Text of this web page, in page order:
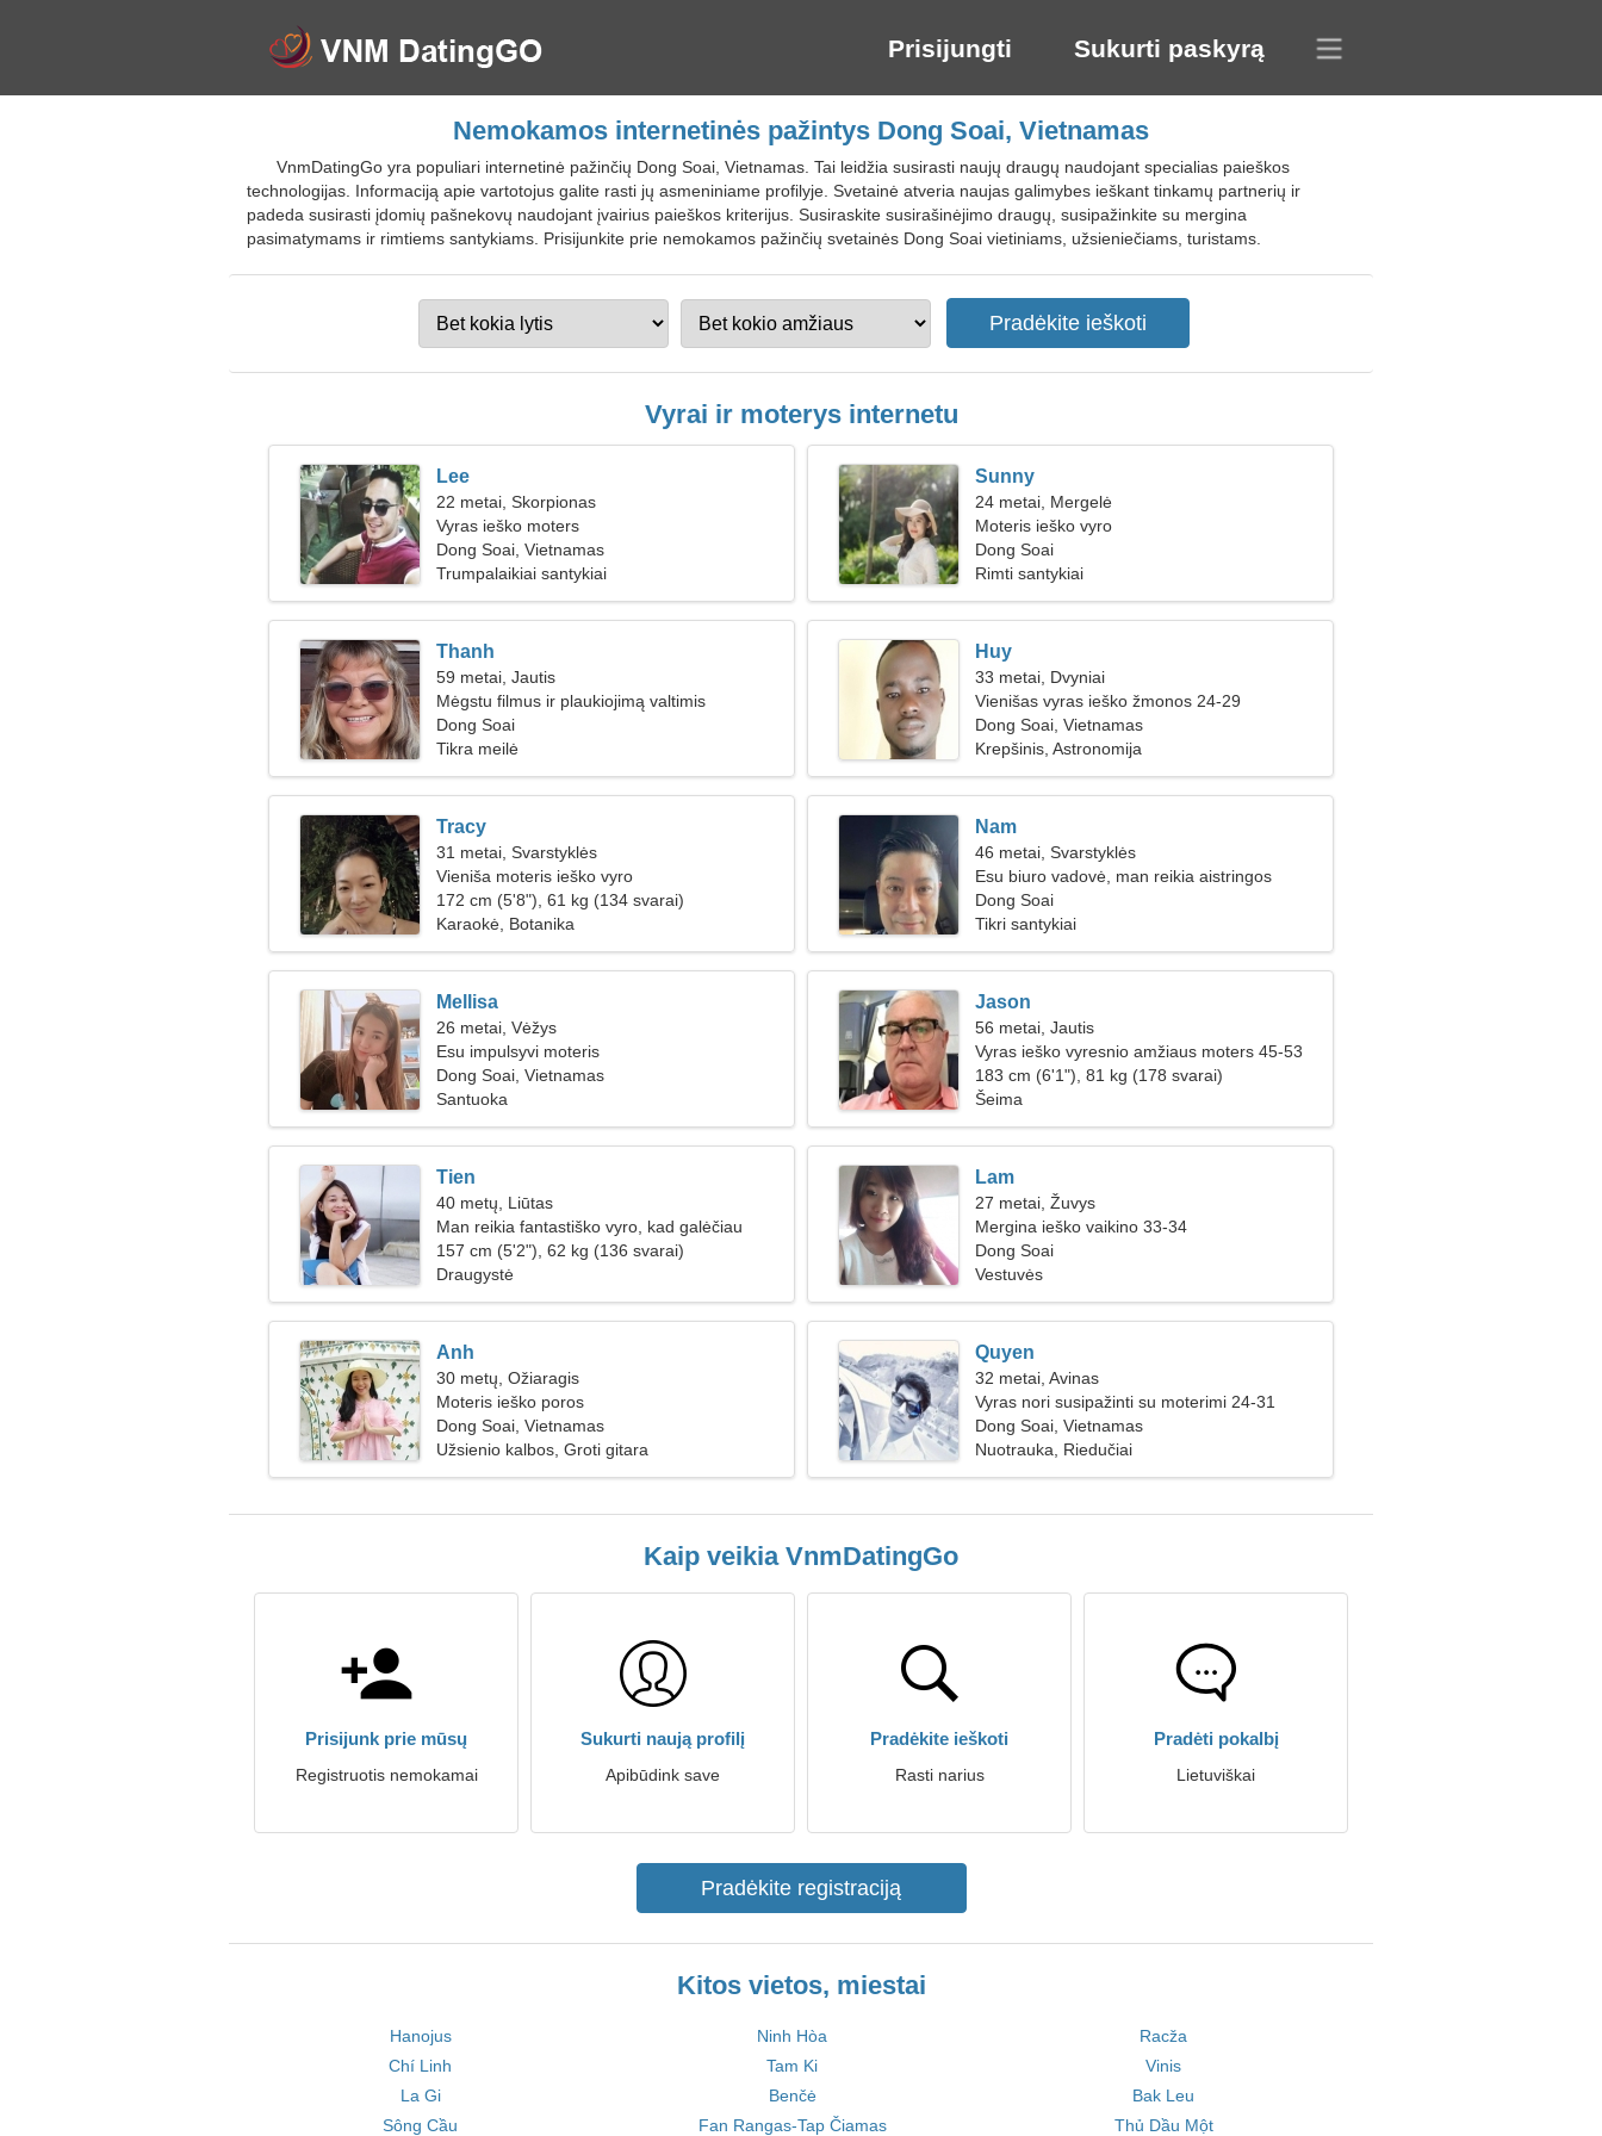
Prisijungti Sukurti paskyrą
Nemokamos internetinės pažintys Dong Soai, Vietnamas
VnmDatingGo yra populiari internetinė pažinčių Dong Soai, Vietnamas. Tai leidžia susirasti naujų draugų naudojant specialias paieškos
technologijas. Informaciją apie vartotojus galite rasti jų asmeniniame profilyje. Svetainė atveria naujas galimybes ieškant tinkamų partnerių ir
padeda susirasti įdomių pašnekovų naudojant įvairius paieškos kriterijus. Susiraskite susirašinėjimo draugų, susipažinkite su mergina
pasimatymams ir rimtiems santykiams. Prisijunkite prie nemokamos pažinčių svetainės Dong Soai vietiniams, užsieniečiams, turistams.
Vyrai ir moterys internetu
Lee
22 metai, Skorpionas
Vyras ieško moters
Dong Soai, Vietnamas
Trumpalaikiai santykiai
Sunny
24 metai, Mergelė
Moteris ieško vyro
Dong Soai
Rimti santykiai
Thanh
59 metai, Jautis
Mėgstu filmus ir plaukiojimą valtimis
Dong Soai
Tikra meilė
Huy
33 metai, Dvyniai
Vienišas vyras ieško žmonos 24-29
Dong Soai, Vietnamas
Krepšinis, Astronomija
Tracy
31 metai, Svarstyklės
Vieniša moteris ieško vyro
172 cm (5'8"), 61 kg (134 svarai)
Karaokė, Botanika
Nam
46 metai, Svarstyklės
Esu biuro vadovė, man reikia aistringos
moters
Dong Soai
Tikri santykiai
Mellisa
26 metai, Vėžys
Esu impulsyvi moteris
Dong Soai, Vietnamas
Santuoka
Jason
56 metai, Jautis
Vyras ieško vyresnio amžiaus moters 45-53
183 cm (6'1"), 81 kg (178 svarai)
Šeima
Tien
40 metų, Liūtas
Man reikia fantastiško vyro, kad galėčiau
gaminti kartu
157 cm (5'2"), 62 kg (136 svarai)
Draugystė
Lam
27 metai, Žuvys
Mergina ieško vaikino 33-34
Dong Soai
Vestuvės
Anh
30 metų, Ožiaragis
Moteris ieško poros
Dong Soai, Vietnamas
Užsienio kalbos, Groti gitara
Quyen
32 metai, Avinas
Vyras nori susipažinti su moterimi 24-31
Dong Soai, Vietnamas
Nuotrauka, Riedučiai
Kaip veikia VnmDatingGo
Prisijunk prie mūsų
Registruotis nemokamai
Sukurti naują profilį
Apibūdink save
Pradėkite ieškoti
Rasti narius
Pradėti pokalbį
Lietuviškai
Pradėkite registraciją
Kitos vietos, miestai
Hanojus Ninh Hòa
Racža
Chí Linh
Tam Ki
Vinis
La Gi
Benčė
Bak Leu
Sông Cầu
Fan Rangas-Tap Čiamas Thủ Dầu Một